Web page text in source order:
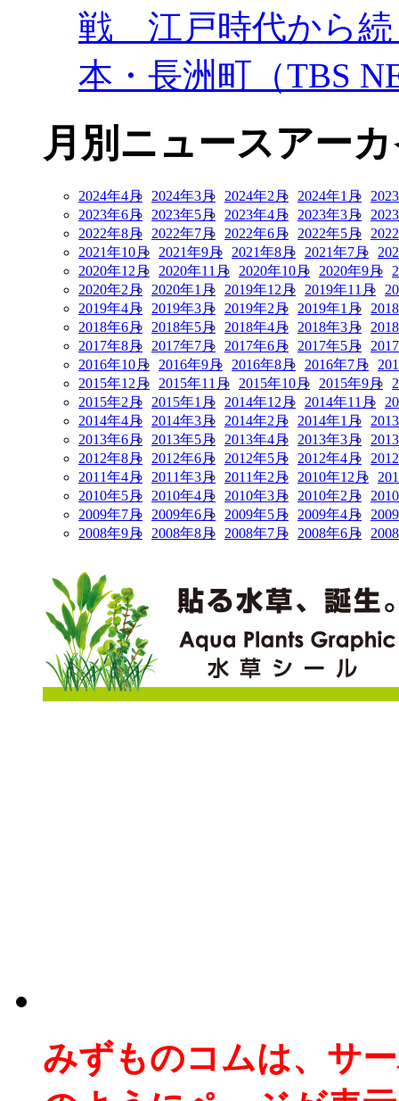
戦 江戸時代から
本・長洲町（TBS
月別ニュースアー
2024年4月 2024年3月 2024年2月 2024年1月
2023年6月
2023年5月 2023年4月 2023年3月
2022年8月
2022年7月 2022年6月 2022年5月
2021年10月
2021年9月 2021年8月 2021年7月
2020年12月
2020年11月 2020年10月 2020年9月
2020年2月
2020年1月 2019年12月 2019年11月
2019年4月
2019年3月 2019年2月 2019年1月
2018年6月
2018年5月 2018年4月 2018年3月
2017年8月
2017年7月 2017年6月 2017年5月
2016年10月
2016年9月 2016年8月 2016年7月
2015年12月
2015年11月 2015年10月 2015年9月
2015年2月
2015年1月 2014年12月 2014年11月
2014年4月
2014年3月 2014年2月 2014年1月
2013年6月
2013年5月 2013年4月 2013年3月
2012年8月
2012年6月 2012年5月 2012年4月
2011年4月
2011年3月 2011年2月 2010年12月
2010年5月
2010年4月 2010年3月 2010年2月
2009年7月
2009年6月 2009年5月 2009年4月
2008年9月
2008年8月 2008年7月 2008年6月
みずものコムは、サ